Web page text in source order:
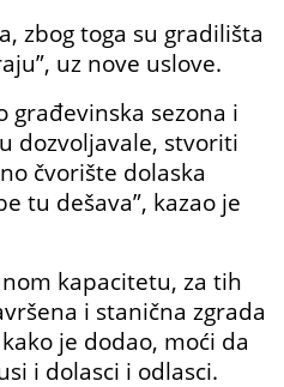
zbog toga su gradilišta
uz nove uslove.
građevinska sezona i
dozvoljavale, stvoriti
čvorište dolaska
tu dešava”, kazao je
kapacitetu, za tih
i stanična zgrada
je dodao, moći da
i dolasci i odlasci.